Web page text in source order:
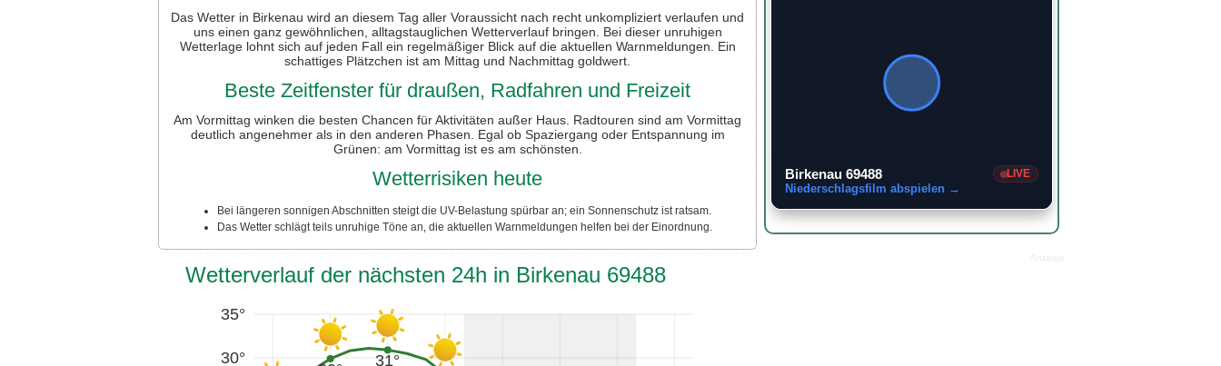
Das Wetter in Birkenau wird an diesem Tag aller Voraussicht nach recht unkompliziert verlaufen und
uns einen ganz gewöhnlichen, alltagstauglichen Wetterverlauf bringen. Bei dieser unruhigen
Wetterlage lohnt sich auf jeden Fall ein regelmäßiger Blick auf die aktuellen Warnmeldungen. Ein
schattiges Plätzchen ist am Mittag und Nachmittag goldwert.
Beste Zeitfenster für draußen, Radfahren und Freizeit
Am Vormittag winken die besten Chancen für Aktivitäten außer Haus. Radtouren sind am Vormittag
deutlich angenehmer als in den anderen Phasen. Egal ob Spaziergang oder Entspannung im
Grünen: am Vormittag ist es am schönsten.
Wetterrisiken heute
Bei längeren sonnigen Abschnitten steigt die UV-Belastung spürbar an; ein Sonnenschutz ist ratsam.
Das Wetter schlägt teils unruhige Töne an, die aktuellen Warnmeldungen helfen bei der Einordnung.
Wetterverlauf der nächsten 24h in Birkenau 69488
30°
35°
31°
Birkenau 69488 LIVE
Niederschlagsfilm abspielen →